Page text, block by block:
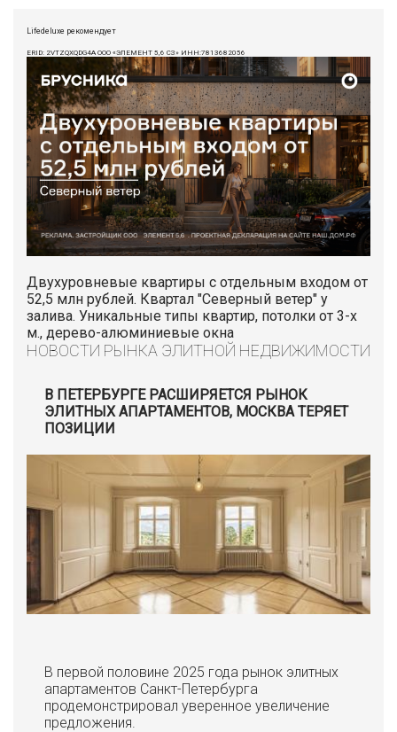
Lifedeluxe рекомендует
ERID: 2VTZQXQDG4A ООО «ЭЛЕМЕНТ 5,6 СЗ» ИНН:7813682056
Двухуровневые квартиры с отдельным входом от
52,5 млн рублей. Квартал "Северный ветер" у
залива. Уникальные типы квартир, потолки от 3-х
м., дерево-алюминиевые окна
НОВОСТИ РЫНКА ЭЛИТНОЙ НЕДВИЖИМОСТИ
В ПЕТЕРБУРГЕ РАСШИРЯЕТСЯ РЫНОК
ЭЛИТНЫХ АПАРТАМЕНТОВ, МОСКВА ТЕРЯЕТ
ПОЗИЦИИ
В первой половине 2025 года рынок элитных
апартаментов Санкт-Петербурга
продемонстрировал уверенное увеличение
предложения.